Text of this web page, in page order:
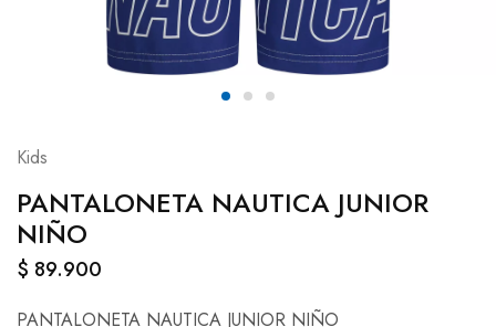
Kids
PANTALONETA NAUTICA JUNIOR
NIÑO
$ 89.900
PANTALONETA NAUTICA JUNIOR NIÑO